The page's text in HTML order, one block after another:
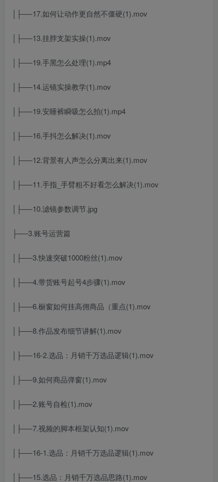
│├──17.如何让动作更自然不僵硬(1).mov
│├──13.挂脖支架实操(1).mov
│├──19.手黑怎么处理(1).mp4
│├──14.运镜实操教学(1).mov
│├──19.安睡裤瞬吸怎么拍(1).mp4
│├──16.手抖怎么解决(1).mov
│├──12.背景有人声怎么分离出来(1).mov
│├──11.手指_手臂粗不好看怎么解决(1).mov
│├──10.滤镜参数调节.jpg
├──3.账号运营篇
│├──3.快速突破1000粉丝(1).mov
│├──4.带货账号起号4步骤(1).mov
│├──6.橱窗如何挂高佣商品（重点(1).mov
│├──8.作品发布细节讲解(1).mov
│├──16-2.选品：月销千万选品逻辑(1).mov
│├──9.如何商品弹窗(1).mov
│├──2.账号自检(1).mov
│├──7.视频的脚本框架认知(1).mov
│├──16-1.选品：月销千万选品逻辑(1).mov
│├──15.选品：月销千万选品思路(1).mov